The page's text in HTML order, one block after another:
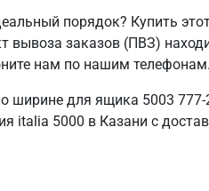
порядок? Купить
вывоза заказов (ПВЗ)
нам по нашим телефонам.
ширине для ящика 5003 777-
italia 5000 в Казани с